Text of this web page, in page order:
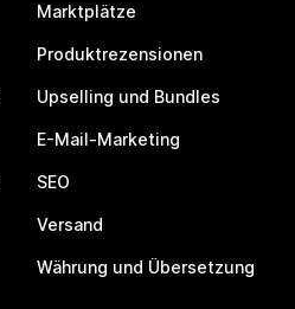
Marktplätze
Produktrezensionen
Upselling und Bundles
E-Mail-Marketing
SEO
Versand
Währung und Übersetzung